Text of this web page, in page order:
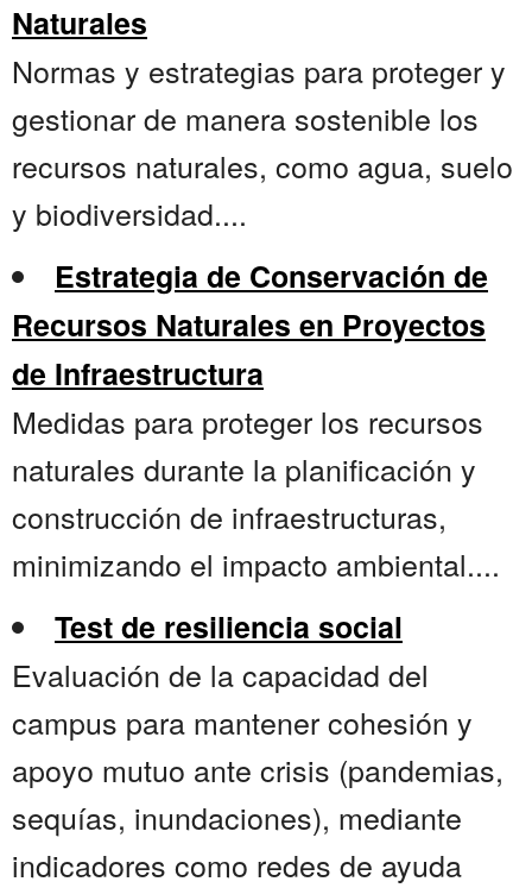
Naturales
Normas y estrategias para proteger y
gestionar de manera sostenible los
recursos naturales, como agua, suelo
y biodiversidad....
Estrategia de Conservación de
Recursos Naturales en Proyectos
de Infraestructura
Medidas para proteger los recursos
naturales durante la planificación y
construcción de infraestructuras,
minimizando el impacto ambiental....
Test de resiliencia social
Evaluación de la capacidad del
campus para mantener cohesión y
apoyo mutuo ante crisis (pandemias,
sequías, inundaciones), mediante
indicadores como redes de ayuda